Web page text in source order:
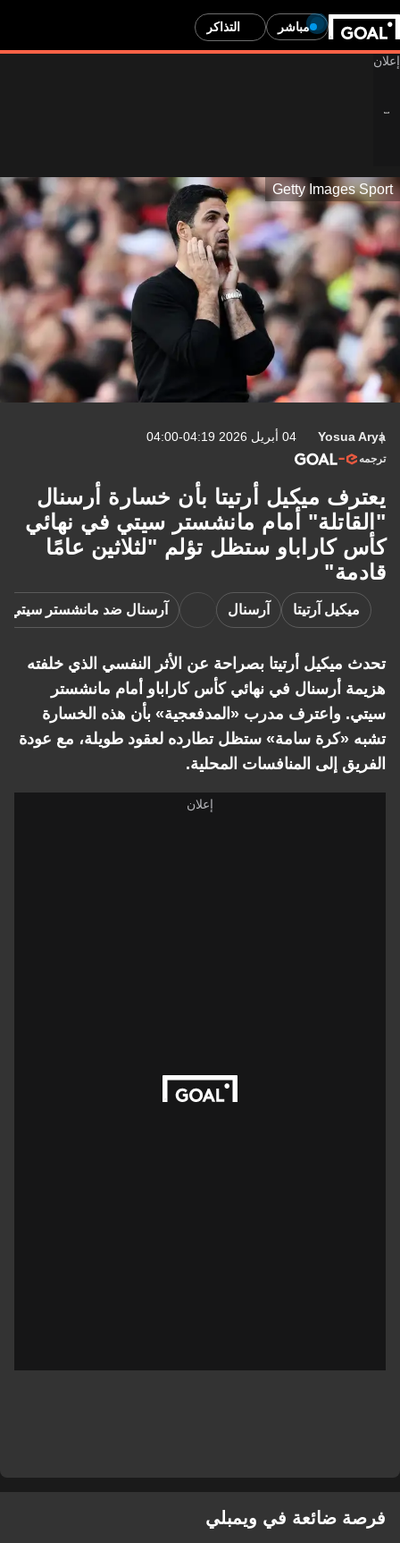
مباشر التذاكر
Getty Images Sport
Yosua Arya 04 أبريل 2026 04:19-04:00
ترجمه
يعترف ميكيل أرتيتا بأن خسارة أرسنال
"القاتلة" أمام مانشستر سيتي في نهائي
كأس كاراباو ستظل تؤلم "لثلاثين عامًا
قادمة"
ميكيل آرتيتا آرسنال آرسنال ضد مانشستر سيتي
تحدث ميكيل أرتيتا بصراحة عن الأثر النفسي الذي خلفته
هزيمة أرسنال في نهائي كأس كاراباو أمام مانشستر
سيتي. واعترف مدرب «المدفعجية» بأن هذه الخسارة
تشبه «كرة سامة» ستظل تطارده لعقود طويلة، مع عودة
الفريق إلى المنافسات المحلية.
فرصة ضائعة في ويمبلي